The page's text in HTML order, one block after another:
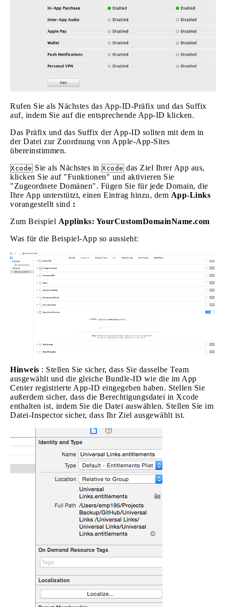
Rufen Sie als Nächstes das App-ID-Präfix und das Suffix
auf, indem Sie auf die entsprechende App-ID klicken.
Das Präfix und das Suffix der App-ID sollten mit dem in
der Datei zur Zuordnung von Apple-App-Sites
übereinstimmen.
Xcode Sie als Nächstes in Xcode das Ziel Ihrer App aus,
klicken Sie auf "Funktionen" und aktivieren Sie
"Zugeordnete Domänen". Fügen Sie für jede Domain, die
Ihre App unterstützt, einen Eintrag hinzu, dem App-Links
vorangestellt sind :
Zum Beispiel Applinks: YourCustomDomainName.com
Was für die Beispiel-App so aussieht:
Hinweis : Stellen Sie sicher, dass Sie dasselbe Team
ausgewählt und die gleiche Bundle-ID wie die im App
Center registrierte App-ID eingegeben haben. Stellen Sie
außerdem sicher, dass die Berechtigungsdatei in Xcode
enthalten ist, indem Sie die Datei auswählen. Stellen Sie im
Datei-Inspector sicher, dass Ihr Ziel ausgewählt ist.